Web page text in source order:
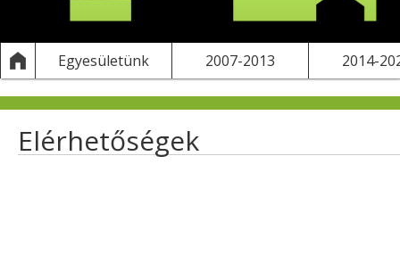
Egyesületünk 2007-2013 2014-
Elérhetőségek
pályázatok, kiadványok Működési költségeink
projektek
tervezés LEADER